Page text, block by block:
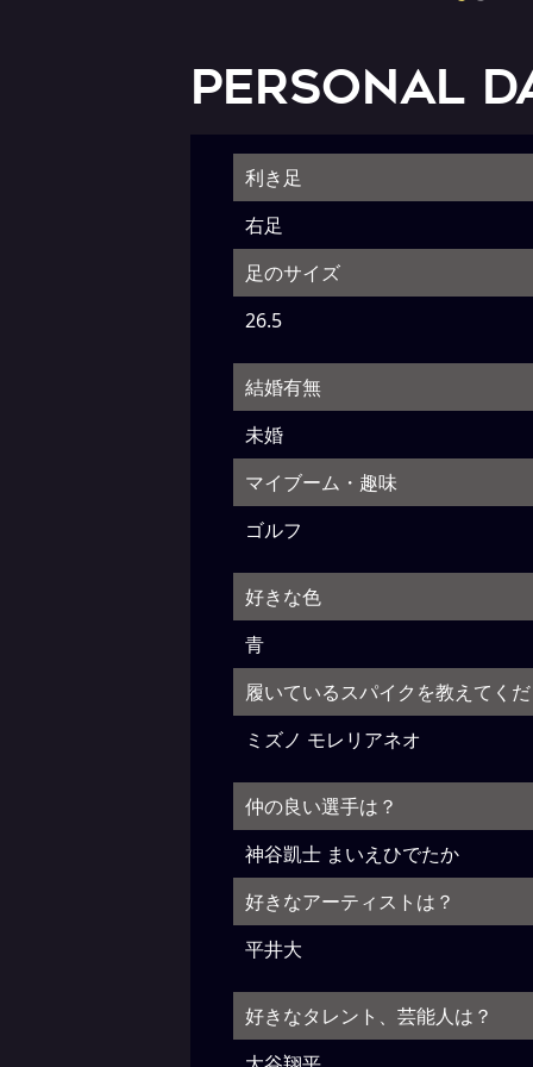
PERSONAL
利き足
右足
足のサイズ
26.5
結婚有無
未婚
マイブーム・趣味
ゴルフ
好きな色
青
履いているスパイクを教えてく
ミズノ モレリアネオ
仲の良い選手は？
神谷凱士 まいえひでたか
好きなアーティストは？
平井大
好きなタレント、芸能人は？